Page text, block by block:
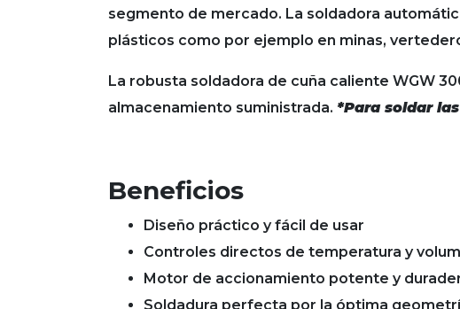
segmento de mercado. La soldadora
plásticos como por ejemplo en minas,
La robusta soldadora de cuña caliente WGW
almacenamiento suministrada. *Para soldar
Beneficios
Diseño práctico y fácil de usar
Controles directos de temperatura y
Motor de accionamiento potente y
Soldadura perfecta por la óptima